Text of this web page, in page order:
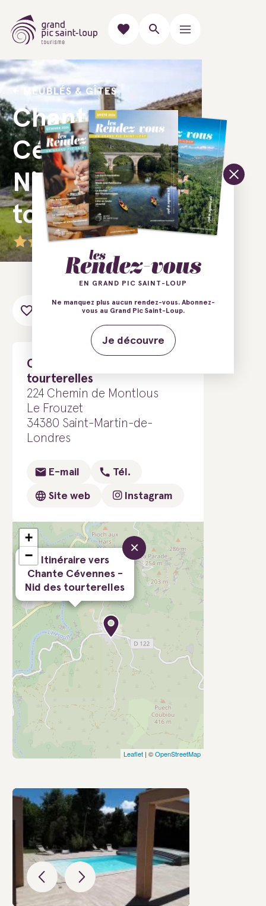
MEUBLÉS & GÎTES
Chante
Cévennes -
Nid des
tourterelles
Ajouter au carnet de voyage
Chante Cévennes - Nid des
tourterelles
224 Chemin de Montlous
Le Frouzet
34380 Saint-Martin-de-
Londres
E-mail Tél.
Site web Instagram
Itinéraire vers
Chante Cévennes -
Nid des tourterelles
×
+
−
Leaflet | ©OpenStreetMap
EN GRAND PIC SAINT-LOUP
Ne manquez plus aucun rendez-vous. Abonnez-
vous au Grand Pic Saint-Loup.
Je découvre